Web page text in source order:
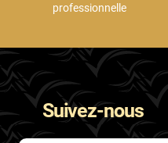
Ora
Peugeot
Plymouth
professionnelle
Suivez-nous